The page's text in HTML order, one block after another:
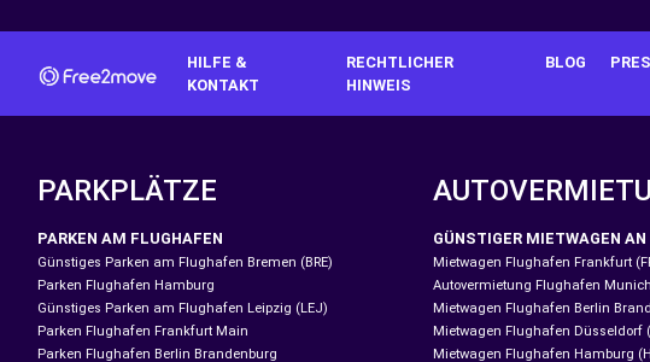
HILFE &
KONTAKT
RECHTLICHER
HINWEIS
BLOG
PARKPLÄTZE
PARKEN AM FLUGHAFEN
Günstiges Parken am Flughafen Bremen (BRE)
Parken Flughafen Hamburg
Günstiges Parken am Flughafen Leipzig (LEJ)
Parken Flughafen Frankfurt Main
Parken Flughafen Berlin Brandenburg
GÜNSTIGER MIETWAGEN
Mietwagen Flughafen Frankfurt
Autovermietung Flughafen
Mietwagen Flughafen Berlin
Mietwagen Flughafen Düsseldorf
Mietwagen Flughafen Hamburg